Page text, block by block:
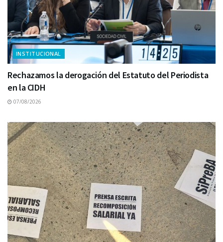
INSTITUCIONAL
Rechazamos la derogación del Estatuto del Periodista
en la CIDH
07/08/2026